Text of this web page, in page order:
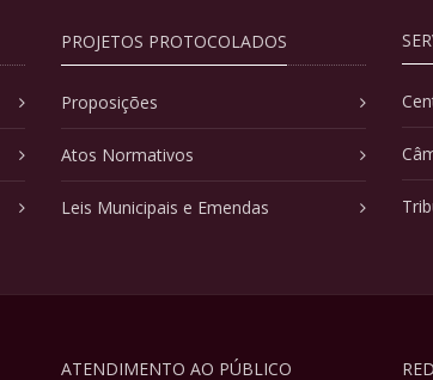
PROJETOS PROTOCOLADOS
Proposições
Atos Normativos
Leis Municipais e Emendas
ATENDIMENTO AO PÚBLICO